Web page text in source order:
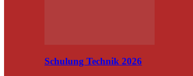
Schulung Technik 2026